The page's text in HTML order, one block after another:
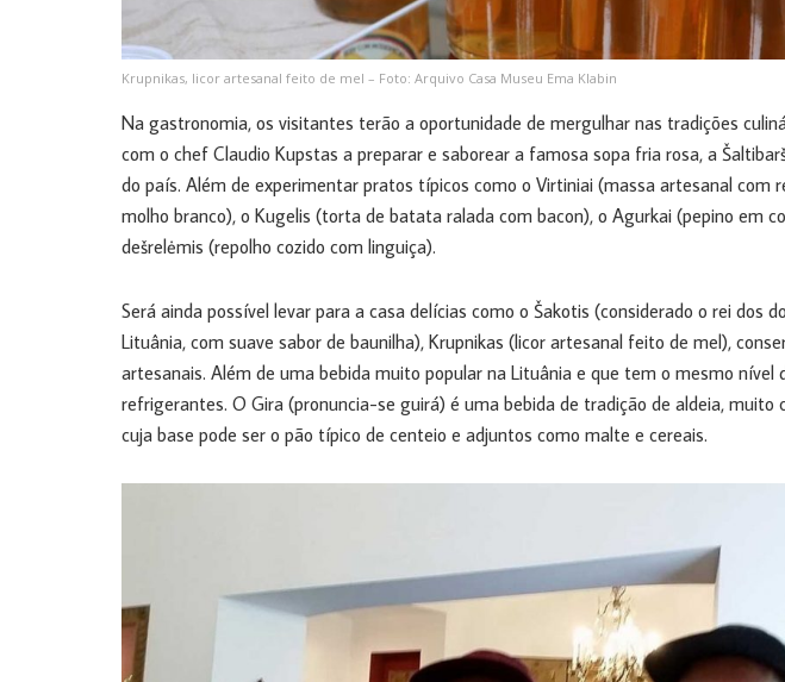
Krupnikas, licor artesanal feito de mel – Foto: Arquivo Casa Museu Ema Klabin
Na gastronomia, os visitantes terão a oportunidade de mergulhar nas tradições
com o chef Claudio Kupstas a preparar e saborear a famosa sopa fria rosa, a
do país. Além de experimentar pratos típicos como o Virtiniai (massa artesanal com
molho branco), o Kugelis (torta de batata ralada com bacon), o Agurkai (pepino em
dešrelėmis (repolho cozido com linguiça).
Será ainda possível levar para a casa delícias como o Šakotis (considerado o rei dos
Lituânia, com suave sabor de baunilha), Krupnikas (licor artesanal feito de mel),
artesanais. Além de uma bebida muito popular na Lituânia e que tem o mesmo nível
refrigerantes. O Gira (pronuncia-se guirá) é uma bebida de tradição de aldeia, muito
cuja base pode ser o pão típico de centeio e adjuntos como malte e cereais.